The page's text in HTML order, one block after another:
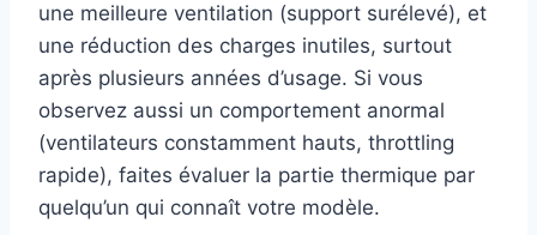
une meilleure ventilation (support surélevé), et
une réduction des charges inutiles, surtout
après plusieurs années d’usage. Si vous
observez aussi un comportement anormal
(ventilateurs constamment hauts, throttling
rapide), faites évaluer la partie thermique par
quelqu’un qui connaît votre modèle.